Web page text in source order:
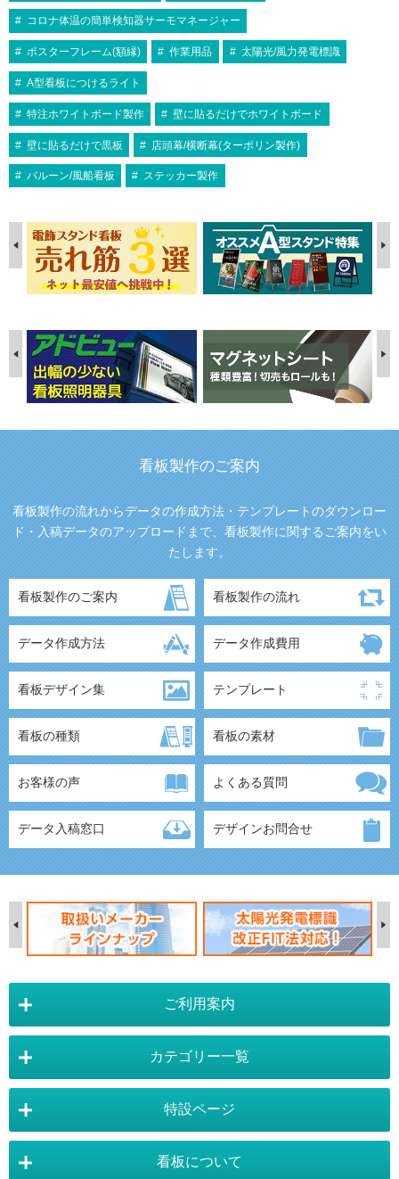
コロナ体温の簡単検知器サーモマネージャー
ポスターフレーム(額縁) 作業用品 太陽光/風力発電標識
A型看板につけるライト
特注ホワイトボード製作 壁に貼るだけでホワイトボード
壁に貼るだけで黒板 店頭幕/横断幕(ターポリン製作)
バルーン/風船看板 ステッカー製作
看板製作のご案内
看板製作の流れからデータの作成方法・テンプレートのダウンロー
ド・入稿データのアップロードまで、看板製作に関するご案内をい
たします。
看板製作のご案内 看板製作の流れ
データ作成方法 データ作成費用
看板デザイン集 テンプレート
看板の種類 看板の素材
お客様の声 よくある質問
データ入稿窓口 デザインお問合せ
ご利用案内
店舗詳細情報 カテゴリー一覧
スタンド看板：オプション バナースタンド
特設ページ
看板について